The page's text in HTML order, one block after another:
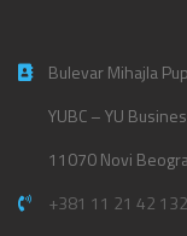
Bulevar Mihajla
YUBC – YU
11070 Novi
+381 11 21 42 132